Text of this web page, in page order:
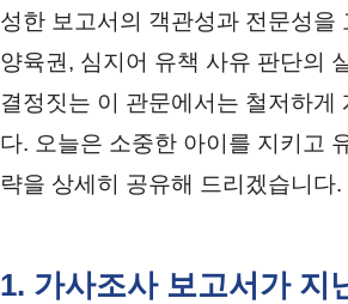
성한 보고서의 객관성과 전문성을
양육권, 심지어 유책 사유 판단의
결정짓는 이 관문에서는 철저하게
다. 오늘은 소중한 아이를 지키고
략을 상세히 공유해 드리겠습니다.
1. 가사조사 보고서가 지